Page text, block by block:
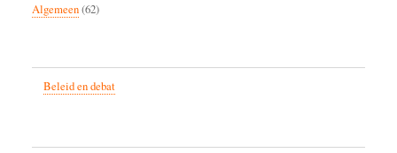
Algemeen(62)
Beleid en debat